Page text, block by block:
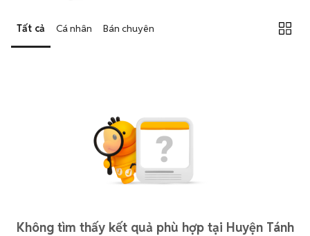
Tất cả Cá nhân Bán chuyên
Không tìm thấy kết quả phù hợp tại Huyện Tánh